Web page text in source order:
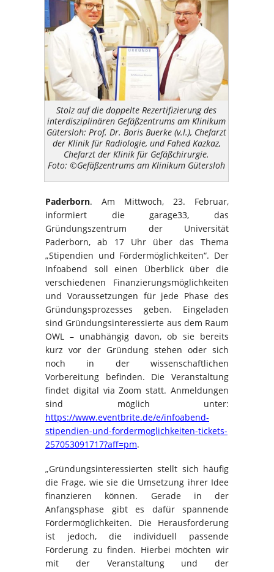
Stolz auf die doppelte Rezertifizierung des
interdisziplinären Gefäßzentrums am Klinikum
Gütersloh: Prof. Dr. Boris Buerke (v.l.), Chefarzt
der Klinik für Radiologie, und Fahed Kazkaz,
Chefarzt der Klinik für Gefäßchirurgie.
Foto: ©Gefäßzentrums am Klinikum Gütersloh
Paderborn. Am Mittwoch, 23. Februar,
informiert die garage33, das
Gründungszentrum der Universität
Paderborn, ab 17 Uhr über das Thema
„Stipendien und Fördermöglichkeiten“. Der
Infoabend soll einen Überblick über die
verschiedenen Finanzierungsmöglichkeiten
und Voraussetzungen für jede Phase des
Gründungsprozesses geben. Eingeladen
sind Gründungsinteressierte aus dem Raum
OWL – unabhängig davon, ob sie bereits
kurz vor der Gründung stehen oder sich
noch in der wissenschaftlichen
Vorbereitung befinden. Die Veranstaltung
findet digital via Zoom statt. Anmeldungen
sind möglich unter:
https://www.eventbrite.de/e/infoabend-
stipendien-und-fordermoglichkeiten-tickets-
257053091717?aff=pm.
„Gründungsinteressierten stellt sich häufig
die Frage, wie sie die Umsetzung ihrer Idee
finanzieren können. Gerade in der
Anfangsphase gibt es dafür spannende
Fördermöglichkeiten. Die Herausforderung
ist jedoch, die individuell passende
Förderung zu finden. Hierbei möchten wir
mit der Veranstaltung und der